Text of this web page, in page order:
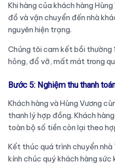
Khi hàng của khách hàng
đồ và vận chuyển đến nhà
nguyên hiện trạng.
Chúng tôi cam kết bồi thường
hỏng, đổ vỡ, mất mát trong
Bước 5: Nghiệm thu thanh
Khách hàng và Hùng Vương
thanh lý hợp đồng. Khách
toàn bộ số tiền còn lại theo
Kết thúc quá trình chuyển nhà
kính chúc quý khách hàng sức